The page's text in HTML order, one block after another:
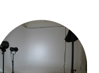
良好で効率的にバリエーション豊
かな撮影を実現できます。